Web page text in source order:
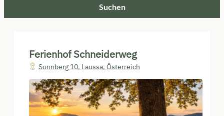
Suchen
Ferienhof Schneiderweg
Sonnberg 10, Laussa, Österreich